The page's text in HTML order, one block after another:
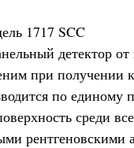
1717 SCC
детектор
при
по единому
среди
рентгеновскими